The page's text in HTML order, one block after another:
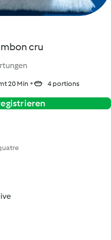
cru
20 Min 4 portions